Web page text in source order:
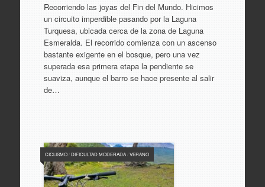
Recorriendo las joyas del Fin del Mundo. Hicimos
un circuito imperdible pasando por la Laguna
Turquesa, ubicada cerca de la zona de Laguna
Esmeralda. El recorrido comienza con un ascenso
bastante exigente en el bosque, pero una vez
superada esa primera etapa la pendiente se
suaviza, aunque el barro se hace presente al salir
de…
CICLISMO/DIFICULTAD MODERADA/VERANO